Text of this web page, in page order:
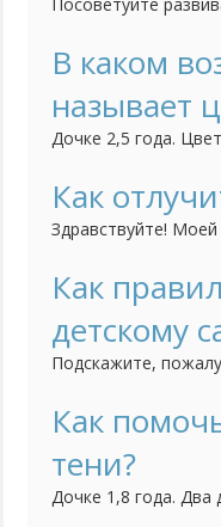
В каком
называет
Дочке 2,5 года.
все остальные у
цвет как солнышко
Как
Здравствуйте!
бросит. Всю
(третье кесарево)
Как
детскому
Подскажите,
сад, поскольку
ребенок уже мог
Как
тени?
Дочке 1,8 года. Два